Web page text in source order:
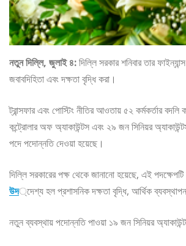
নতুন দিল্লি, জুলাই ৪:দিল্লি সরকার শনিবার তার
জবাবদিহিতা এবং দক্ষতা বৃদ্ধি করা।
ট্রান্সফার এবং পোস্টিং নীতির আওতায় ৫২ কর্মকর্তার
কন্ট্রোলার অফ অ্যাকাউন্টস এবং ২৯ জন সিনিয়র
পদে পদোন্নতি দেওয়া হয়েছে।
দিল্লি সরকারের পক্ষ থেকে জানানো হয়েছে, এই
উদ্দেশ্য হল প্রশাসনিক দক্ষতা বৃদ্ধি, আর্থিক
নতুন ব্যবস্থায় পদোন্নতি পাওয়া ১৯ জন সিনিয়র